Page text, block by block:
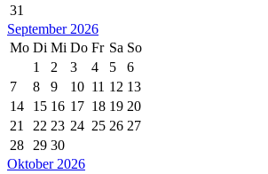
31
September 2026
Mo Di Mi Do Fr Sa So
1
2 3 4 5
6
7
8 9 10 11 12 13
14
15 16 17 18 19 20
21
22 23 24 25 26 27
28 29 30
Oktober 2026